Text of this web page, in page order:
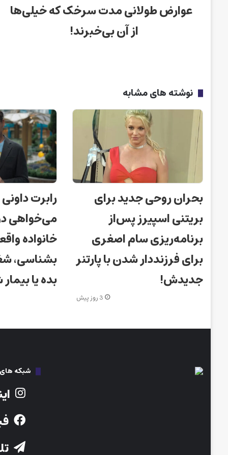
عوارض طولانی مدت سرخک که خیلی‌ها
از آن بی‌خبرند!
نوشته های مشابه
بحران روحی جدید برای
بریتنی اسپیرز پس‌از
برنامه‌ریزی سام اصغری
برای فرزنددار شدن با پارتنر
جدیدش!
3 روز پیش
رابرت
می‌خواهی
خانواده
بشناسی،
بده یا
شبکه های